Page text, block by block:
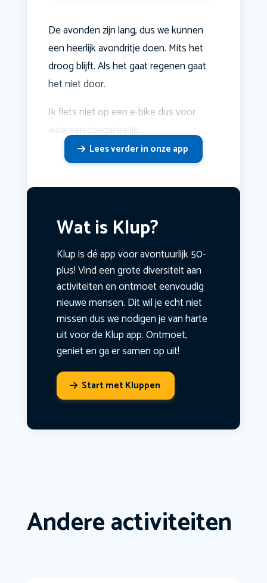
De avonden zijn lang, dus we kunnen
een heerlijk avondritje doen. Mits het
droog blijft. Als het gaat regenen gaat
het niet door.
Ik fiets niet op een e-bike dus voor
iedereen toegankelijk.
Lees verder in onze app
Wat is Klup?
Klup is dé app voor avontuurlijk 50-
plus! Vind een grote diversiteit aan
activiteiten en ontmoet eenvoudig
nieuwe mensen. Dit wil je echt niet
missen dus we nodigen je van harte
uit voor de Klup app. Ontmoet,
geniet en ga er samen op uit!
Start met Kluppen
Andere activiteiten